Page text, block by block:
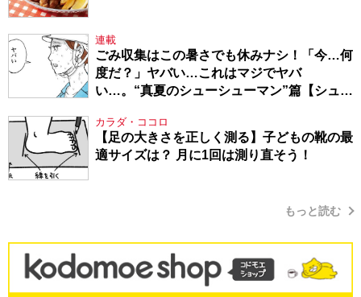
連載
ごみ収集はこの暑さでも休みナシ！「今…何
度だ？」ヤバい…これはマジでヤバ
い…。“真夏のシューシューマン”篇【シュー
カラダ・ココロ
【足の大きさを正しく測る】子どもの靴の最
適サイズは？ 月に1回は測り直そう！
もっと読む